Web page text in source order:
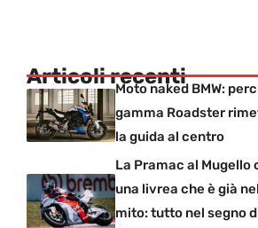
Articoli recenti
Moto naked BMW:
gamma Roadster
la guida al centro
La Pramac al Mugello
una livrea che è già nel
mito: tutto nel segno